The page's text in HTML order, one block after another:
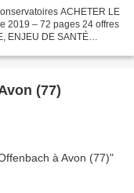
ACHETER LE
2019 – 72 pages 24 offres
ENJEU DE SANTÉ
(77)